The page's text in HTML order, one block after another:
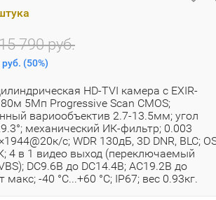
790 руб.
(50%)
HD-TVI камера с EXIR-
5Мп Progressive Scan CMOS;
вариообъектив 2.7-13.5мм; угол
механический ИК-фильтр; 0.003
с; WDR 130дБ, 3D DNR, BLC;
4 в 1 видео выход (переключаемый
DC9.6В до DC14.4В; AC19.2В до
макс; -40 °C...+60 °C; IP67; вес 0.93кг.